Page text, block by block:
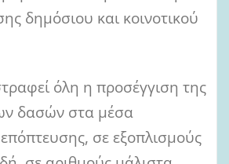
δημόσιου και κοινοτικού
όλη η προσέγγιση της
δασών στα μέσα
σε εξοπλισμούς